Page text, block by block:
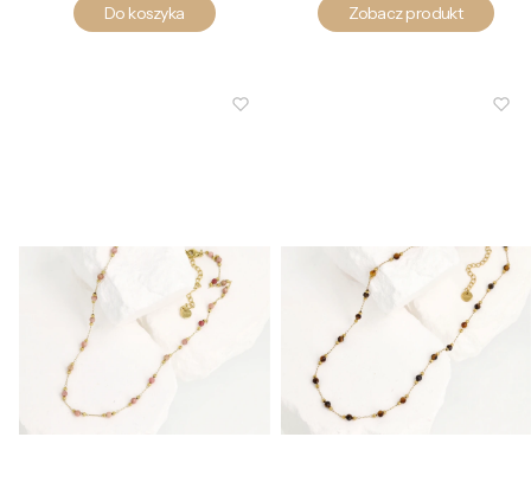
Do koszyka Zobacz produkt